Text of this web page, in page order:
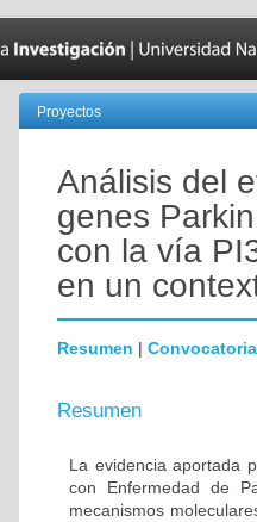
Proyectos
Análisis del
genes
con la vía
en un
Resumen | Convocatoria
Resumen
La evidencia aportada
con Enfermedad de
mecanismos